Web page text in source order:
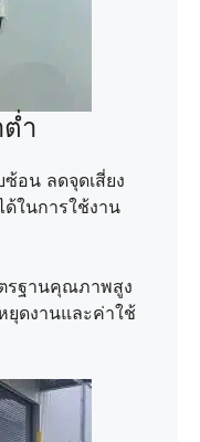
ำ
อน ลดจุดเสี่ยง
ในการใช้งาน
รฐานคุณภาพสูง
ยุดงานและค่าใช้